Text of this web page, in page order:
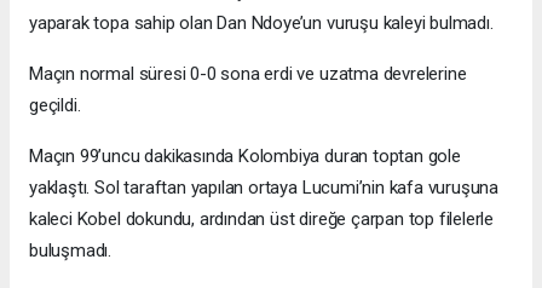
yaparak topa sahip olan Dan Ndoye’un vuruşu kaleyi bulmadı.
Maçın normal süresi 0-0 sona erdi ve uzatma devrelerine
geçildi.
Maçın 99’uncu dakikasında Kolombiya duran toptan gole
yaklaştı. Sol taraftan yapılan ortaya Lucumi’nin kafa vuruşuna
kaleci Kobel dokundu, ardından üst direğe çarpan top filelerle
buluşmadı.